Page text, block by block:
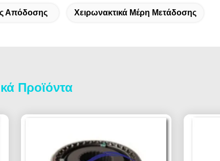
Απόδοσης Χειρωνακτικά Μέρη Μετάδοσης
Προϊόντα